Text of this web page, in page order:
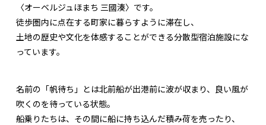
〈オーベルジュほまち 三國湊〉です。
徒歩圏内に点在する町家に暮らすように滞在し、
土地の歴史や文化を体感することができる分散型宿泊施設にな
っています。
名前の「帆待ち」とは北前船が出港前に波が収まり、良い風が
吹くのを待っている状態。
船乗りたちは、その間に船に持ち込んだ積み荷を売ったり、